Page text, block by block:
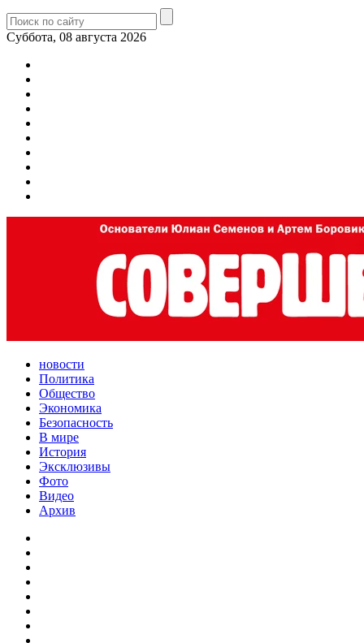
Суббота, 08 августа 2026
новости
Политика
Общество
Экономика
Безопасность
В мире
История
Эксклюзивы
Фото
Видео
Архив